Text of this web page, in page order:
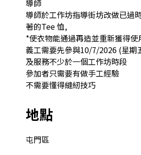
導師
導師於工作坊指導街坊改做已過
著的Tee 恤,
*使衣物能通過再造並重新獲得使
義工需要先參與10/7/2026 (星期
及服務不少於一個工作坊時段
參加者只需要有做手工經驗
不需要懂得縫紉技巧
地點
屯門區